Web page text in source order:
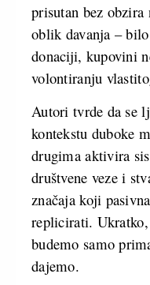
prisutan bez
oblik davanja –
donaciji, kupovini
volontiranju
Autori tvrde da se
kontekstu duboke
drugima aktivira
društvene veze i
značaja koji
replicirati.
budemo samo
dajemo.